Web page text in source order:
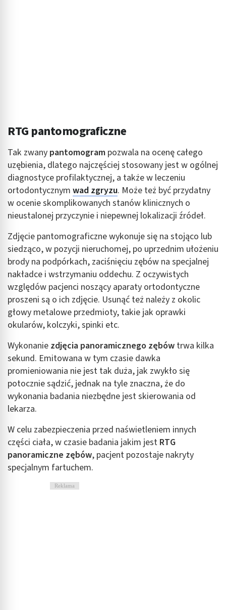
RTG pantomograficzne
Tak zwany pantomogram pozwala na ocenę całego
uzębienia, dlatego najczęściej stosowany jest w ogólnej
diagnostyce profilaktycznej, a także w leczeniu
ortodontycznym wad zgryzu. Może też być przydatny
w ocenie skomplikowanych stanów klinicznych o
nieustalonej przyczynie i niepewnej lokalizacji źródeł.
Zdjęcie pantomograficzne wykonuje się na stojąco lub
siedząco, w pozycji nieruchomej, po uprzednim ułożeniu
brody na podpórkach, zaciśnięciu zębów na specjalnej
nakładce i wstrzymaniu oddechu. Z oczywistych
względów pacjenci noszący aparaty ortodontyczne
proszeni są o ich zdjęcie. Usunąć też należy z okolic
głowy metalowe przedmioty, takie jak oprawki
okularów, kolczyki, spinki etc.
Wykonanie zdjęcia panoramicznego zębów trwa kilka
sekund. Emitowana w tym czasie dawka
promieniowania nie jest tak duża, jak zwykło się
potocznie sądzić, jednak na tyle znaczna, że do
wykonania badania niezbędne jest skierowania od
lekarza.
W celu zabezpieczenia przed naświetleniem innych
części ciała, w czasie badania jakim jest RTG
panoramiczne zębów, pacjent pozostaje nakryty
specjalnym fartuchem.
Reklama